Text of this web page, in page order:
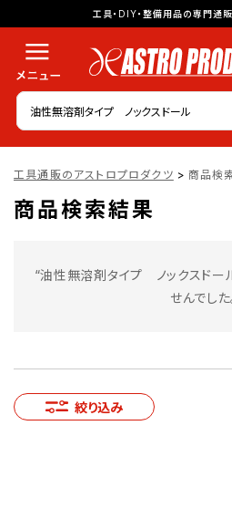
工具・DIY・整備用品の専門通
工具通販のアストロプロダクツ > 商品検
商品検索結果
“油性無溶剤タイプ ノックスドー
せんでした
絞り込み